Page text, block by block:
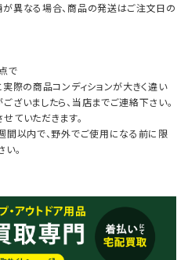
異なる場合、商品の発送はご注文日の
で
際の商品コンディションが大きく違い
いましたら、当店までご連絡下さい。
ていただきます。
間以内で、野外でご使用になる前に限
。